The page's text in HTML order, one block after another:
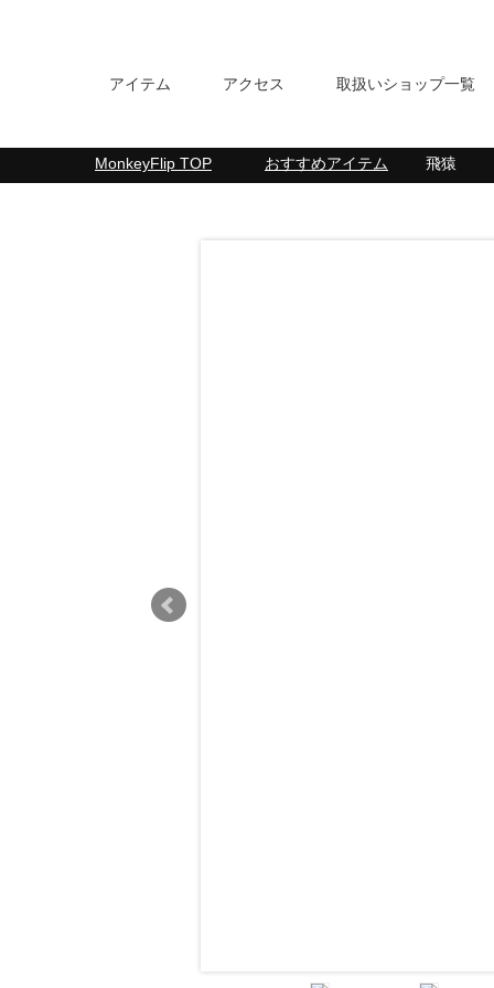
アイテム アクセス 取扱いショップ一覧
MonkeyFlip TOP おすすめアイテム 飛猿